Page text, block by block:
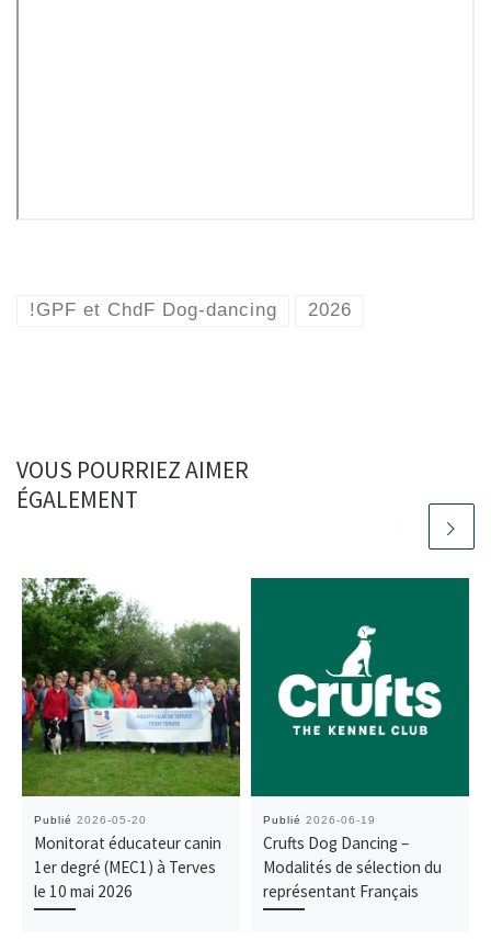
!GPF et ChdF Dog-dancing 2026
VOUS POURRIEZ AIMER
ÉGALEMENT
Publié 2026-05-20
Monitorat éducateur canin
1er degré (MEC1) à Terves
le 10 mai 2026
Publié 2026-06-19
Crufts Dog Dancing –
Modalités de sélection du
représentant Français